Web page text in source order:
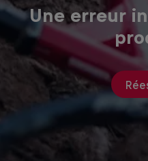
Une erreur